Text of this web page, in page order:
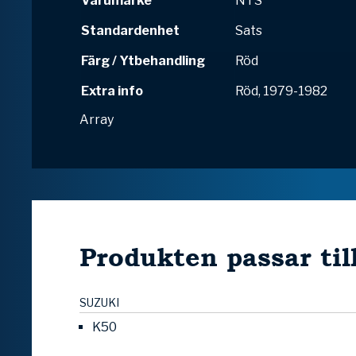
Standardenhet
Sats
Färg / Ytbehandling
Röd
Extra info
Röd, 1979-1982
Array
Produkten passar
SUZUKI
K50